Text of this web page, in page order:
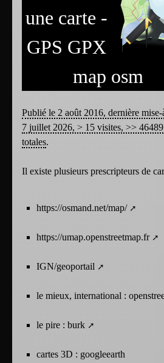
une carte -
GPS GPX
map osm
Publié le 2 août 2016, dernière
7 juillet 2026, > 15 visites, >>
totales.
Il existe plusieurs prescripteurs de
https://osmand.net/map/
https://umap.openstreetmap.fr
IGN/geoportail
le mieux, international :
le pire : burk
cartes 3D : googleearth